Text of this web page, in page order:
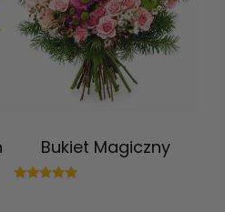
Bukiet Magiczny